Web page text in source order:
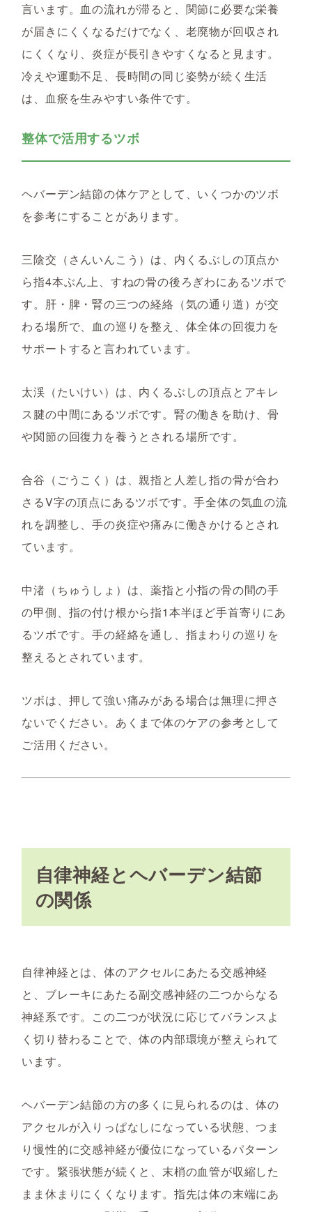
言います。血の流れが滞ると、関節に必要な栄養
が届きにくくなるだけでなく、老廃物が回収され
にくくなり、炎症が長引きやすくなると見ます。
冷えや運動不足、長時間の同じ姿勢が続く生活
は、血瘀を生みやすい条件です。
整体で活用するツボ
ヘバーデン結節の体ケアとして、いくつかのツボ
を参考にすることがあります。
三陰交（さんいんこう）は、内くるぶしの頂点か
ら指4本ぶん上、すねの骨の後ろぎわにあるツボで
す。肝・脾・腎の三つの経絡（気の通り道）が交
わる場所で、血の巡りを整え、体全体の回復力を
サポートすると言われています。
太渓（たいけい）は、内くるぶしの頂点とアキレ
ス腱の中間にあるツボです。腎の働きを助け、骨
や関節の回復力を養うとされる場所です。
合谷（ごうこく）は、親指と人差し指の骨が合わ
さるV字の頂点にあるツボです。手全体の気血の流
れを調整し、手の炎症や痛みに働きかけるとされ
ています。
中渚（ちゅうしょ）は、薬指と小指の骨の間の手
の甲側、指の付け根から指1本半ほど手首寄りにあ
るツボです。手の経絡を通し、指まわりの巡りを
整えるとされています。
ツボは、押して強い痛みがある場合は無理に押さ
ないでください。あくまで体のケアの参考として
ご活用ください。
自律神経とヘバーデン結節
の関係
自律神経とは、体のアクセルにあたる交感神経
と、ブレーキにあたる副交感神経の二つからなる
神経系です。この二つが状況に応じてバランスよ
く切り替わることで、体の内部環境が整えられて
います。
ヘバーデン結節の方の多くに見られるのは、体の
アクセルが入りっぱなしになっている状態、つま
り慢性的に交感神経が優位になっているパターン
です。緊張状態が続くと、末梢の血管が収縮した
まま休まりにくくなります。指先は体の末端にあ